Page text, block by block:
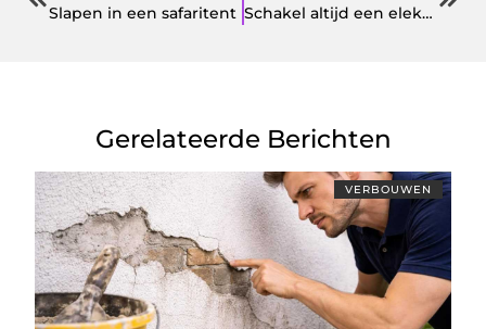
Slapen in een safaritent Schakel altijd een elektricien in voor het vervangen van een meterkast
Gerelateerde Berichten
VERBOUWEN